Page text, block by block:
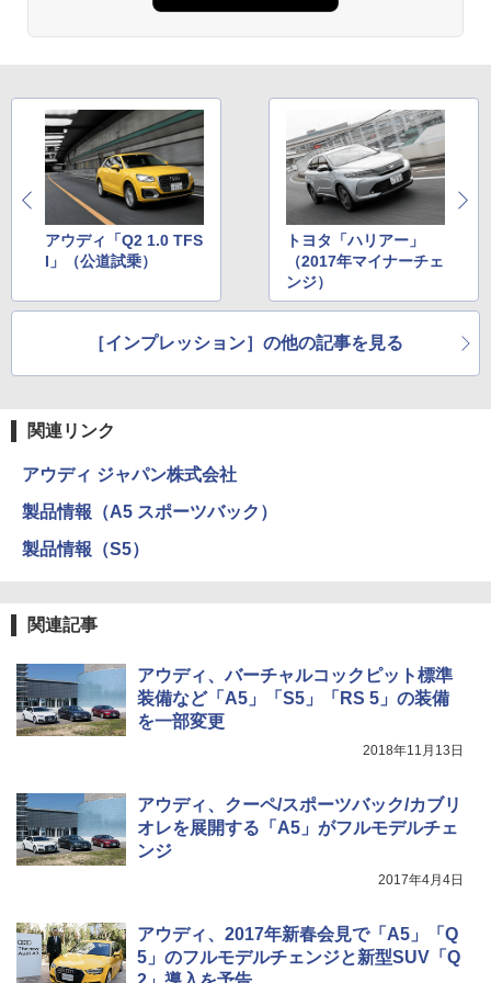
アウディ「Q2 1.0 TFS
I」（公道試乗）
トヨタ「ハリアー」
（2017年マイナーチェ
ンジ）
［インプレッション］の他の記事を見る
関連リンク
アウディ ジャパン株式会社
製品情報（A5 スポーツバック）
製品情報（S5）
関連記事
アウディ、バーチャルコックピット標準
装備など「A5」「S5」「RS 5」の装備
を一部変更
2018年11月13日
アウディ、クーペ/スポーツバック/カブリ
オレを展開する「A5」がフルモデルチェ
ンジ
2017年4月4日
アウディ、2017年新春会見で「A5」「Q
5」のフルモデルチェンジと新型SUV「Q